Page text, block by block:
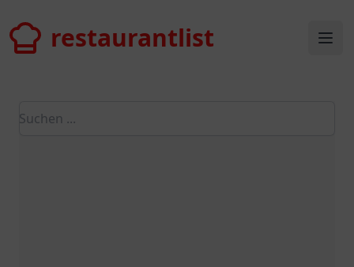
restaurantlistrestaurantlist